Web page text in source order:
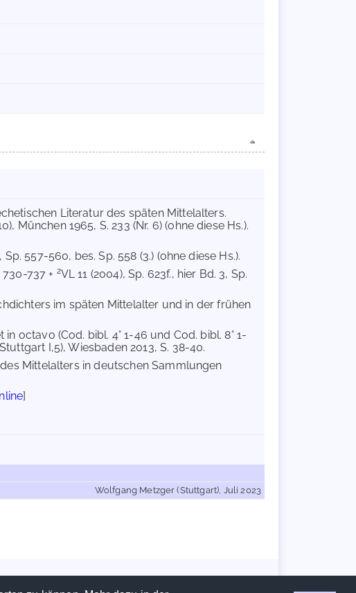
Literatur des späten Mittelalters.
München 1965, S. 233 (Nr. 6) (ohne diese Hs.).
Sp. 557-560, bes. Sp. 558 (3.) (ohne diese Hs.).
730-737 + 2VL 11 (2004), Sp. 623f., hier Bd. 3, Sp.
im späten Mittelalter und in der frühen
octavo (Cod. bibl. 4° 1-46 und Cod. bibl. 8° 1-
I,5), Wiesbaden 2013, S. 38-40.
Mittelalters in deutschen Sammlungen
]
Wolfgang Metzger (Stuttgart), Juli 2023